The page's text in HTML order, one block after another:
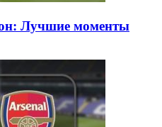
Лучшие моменты